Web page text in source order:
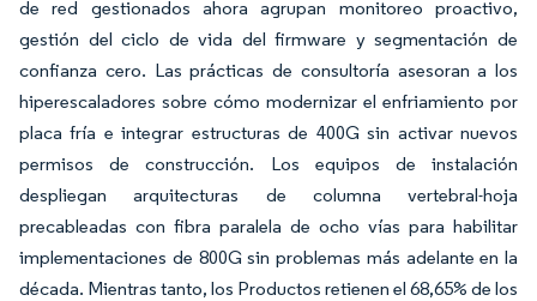
de red gestionados ahora agrupan monitoreo proactivo,
gestión del ciclo de vida del firmware y segmentación de
confianza cero. Las prácticas de consultoría asesoran a los
hiperescaladores sobre cómo modernizar el enfriamiento por
placa fría e integrar estructuras de 400G sin activar nuevos
permisos de construcción. Los equipos de instalación
despliegan arquitecturas de columna vertebral-hoja
precableadas con fibra paralela de ocho vías para habilitar
implementaciones de 800G sin problemas más adelante en la
década. Mientras tanto, los Productos retienen el 68,65% de los